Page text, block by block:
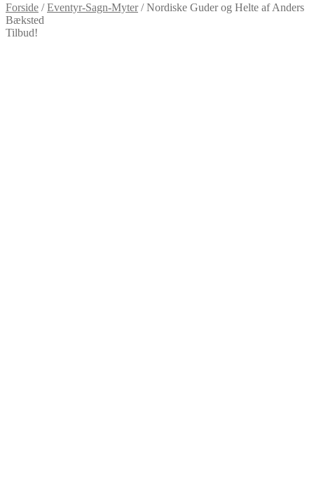
Forside /Eventyr-Sagn-Myter/Nordiske Guder og Helte af Anders
Bæksted
Tilbud!